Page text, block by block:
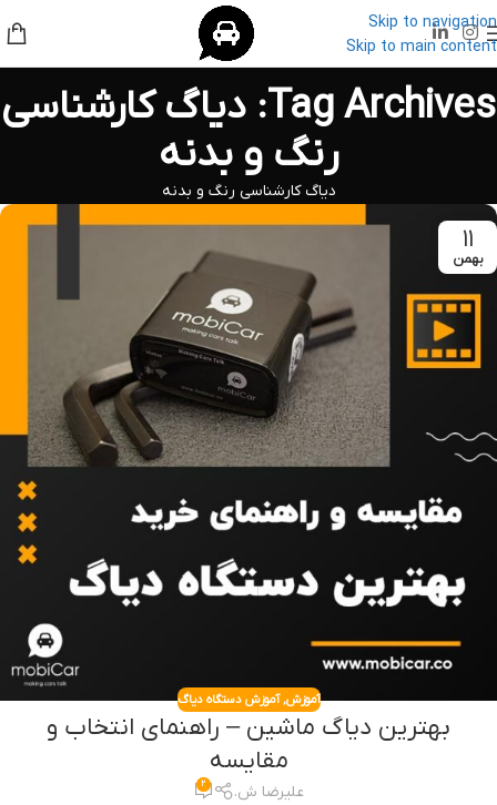
Skip to navigation
Skip to main content
Tag Archives: دیاگ کارشناسی
رنگ و بدنه
دیاگ کارشناسی رنگ و بدنه
۱۱
بهمن
آموزش,آموزش دستگاه دیاگ
بهترین دیاگ ماشین – راهنمای انتخاب و
مقایسه
علیرضا ش. ۲